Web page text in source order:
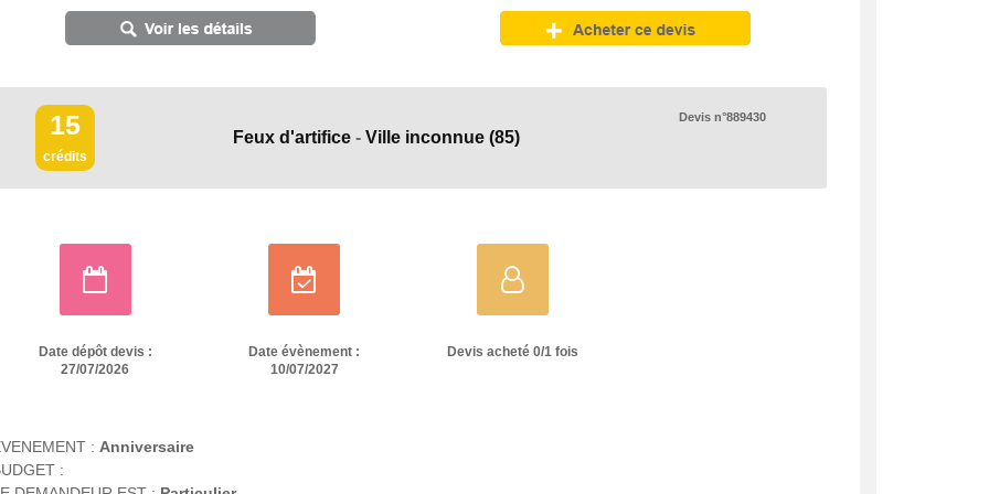
15
crédits
Feux d'artifice- Ville inconnue (85)
Devis n°889430
Date dépôt devis :
27/07/2026
Date évènement :
10/07/2027
Devis acheté0/1 fois
: Anniversaire
: